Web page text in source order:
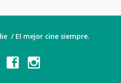
/ El mejor cine siempre.